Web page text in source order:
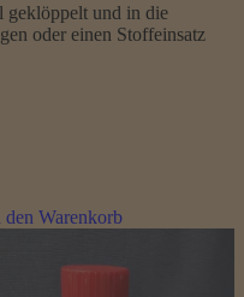
geklöppelt und in die
oder einen Stoffeinsatz
den Warenkorb